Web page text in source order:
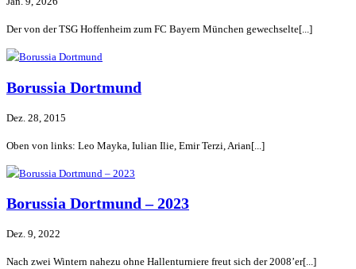
Der von der TSG Hoffenheim zum FC Bayern München gewechselte[...]
Borussia Dortmund
Dez. 28, 2015
Oben von links: Leo Mayka, Iulian Ilie, Emir Terzi, Arian[...]
Borussia Dortmund – 2023
Dez. 9, 2022
Nach zwei Wintern nahezu ohne Hallenturniere freut sich der 2008’er[...]